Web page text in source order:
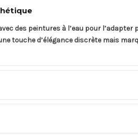
des peintures à l’eau pour
touche d’élégance discrète mais